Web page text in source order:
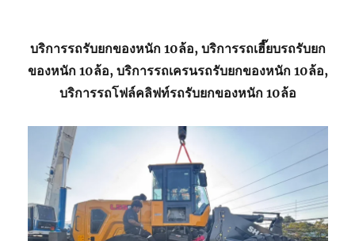
บริการรถรับยกของหนัก 10ล้อ, บริการรถเฮี๊ยบรถรับยก
ของหนัก 10ล้อ, บริการรถเครนรถรับยกของหนัก 10ล้อ,
บริการรถโฟล์คลิฟท์รถรับยกของหนัก 10ล้อ